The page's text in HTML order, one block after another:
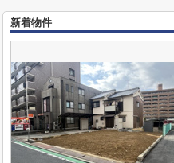
新着物件